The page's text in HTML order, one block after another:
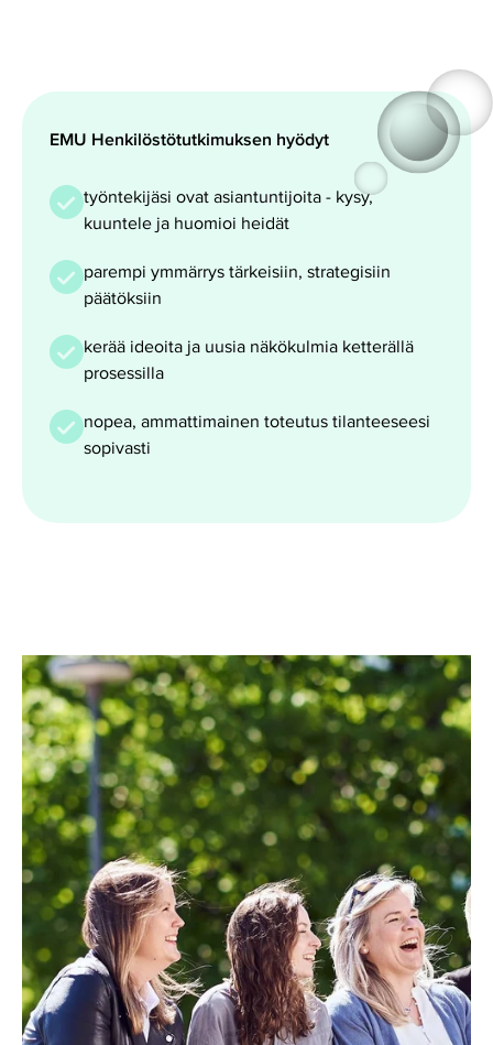
EMU Henkilöstötutkimuksen hyödyt
työntekijäsi ovat asiantuntijoita - kysy,
kuuntele ja huomioi heidät
parempi ymmärrys tärkeisiin, strategisiin
päätöksiin
kerää ideoita ja uusia näkökulmia ketterällä
prosessilla
nopea, ammattimainen toteutus tilanteeseesi
sopivasti